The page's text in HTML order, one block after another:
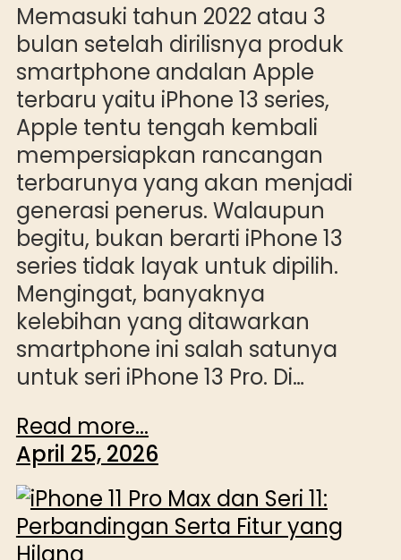
Memasuki tahun 2022 atau 3
bulan setelah dirilisnya produk
smartphone andalan Apple
terbaru yaitu iPhone 13 series,
Apple tentu tengah kembali
mempersiapkan rancangan
terbarunya yang akan menjadi
generasi penerus. Walaupun
begitu, bukan berarti iPhone 13
series tidak layak untuk dipilih.
Mengingat, banyaknya
kelebihan yang ditawarkan
smartphone ini salah satunya
untuk seri iPhone 13 Pro. Di…
Read more...
April 25, 2026